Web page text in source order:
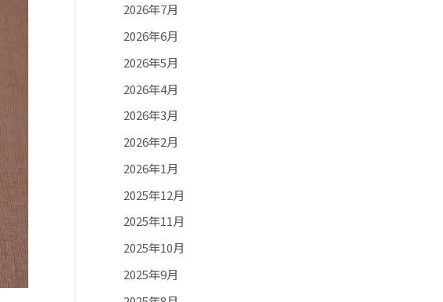
2026年7月
2026年6月
2026年5月
2026年4月
2026年3月
2026年2月
2026年1月
2025年12月
2025年11月
2025年10月
2025年9月